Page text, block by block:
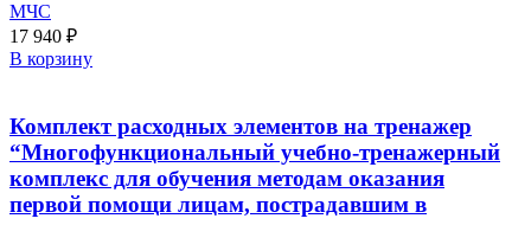
МЧС
17 940 ₽
В корзину
Комплект расходных элементов на тренажер
“Многофункциональный учебно-тренажерный
комплекс для обучения методам оказания
первой помощи лицам, пострадавшим в